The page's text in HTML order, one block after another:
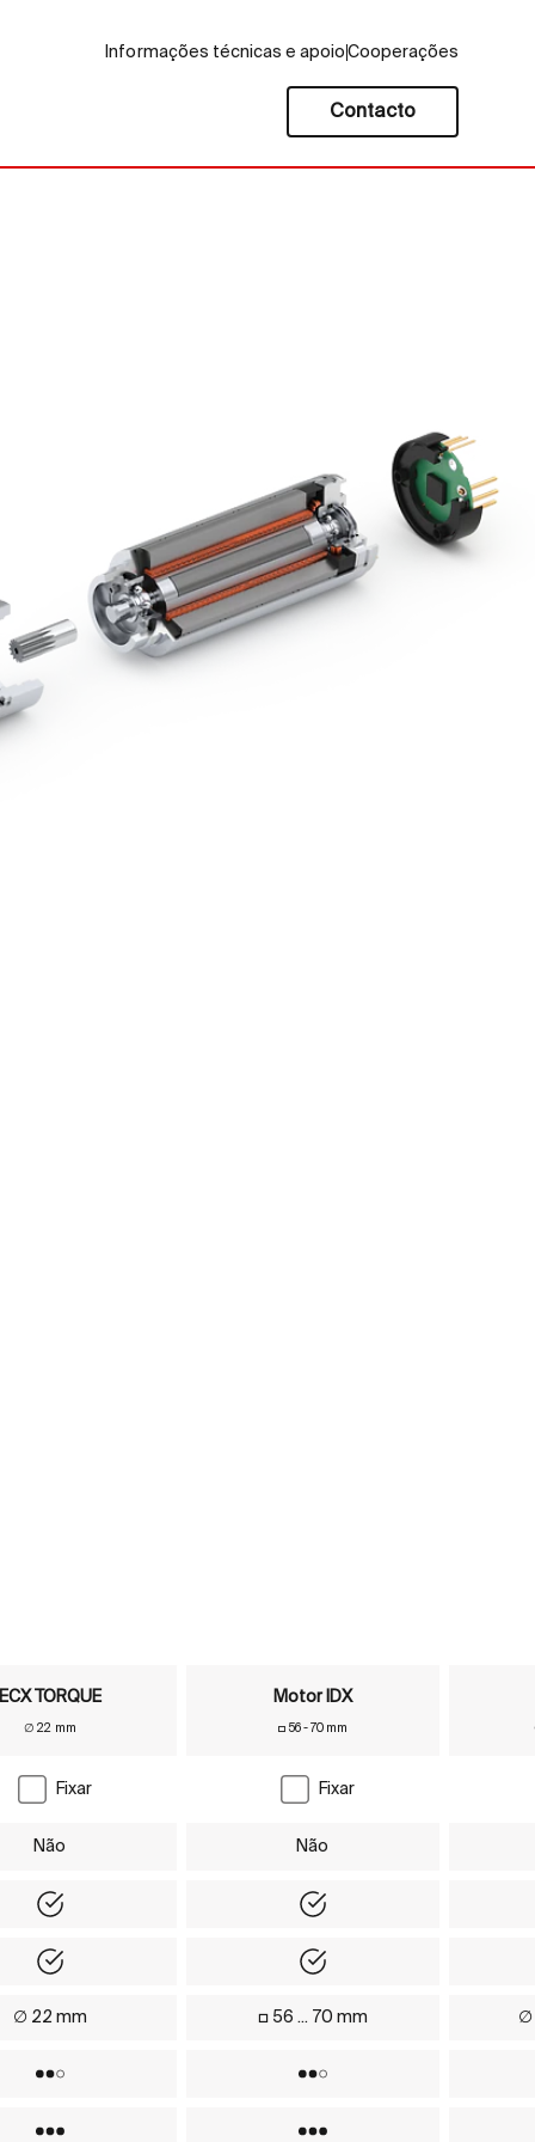
Informações técnicas e apoio Cooperações
Contacto
ECX TORQUE
∅ 22 mm
Motor IDX
□ 56 - 70 mm
Fixar Fixar
Não Não
∅ 22 mm □ 56 ... 70 mm ∅